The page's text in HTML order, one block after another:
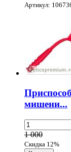
Артикул:
мишени...
1 000
Скидка 12%